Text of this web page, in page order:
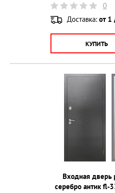
0
Доставка: от 1
КУПИТЬ
Входная дверь
серебро антик fl-